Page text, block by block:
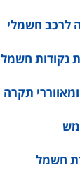
לרכב חשמלי
נקודות חשמל
תקרה
חשמל